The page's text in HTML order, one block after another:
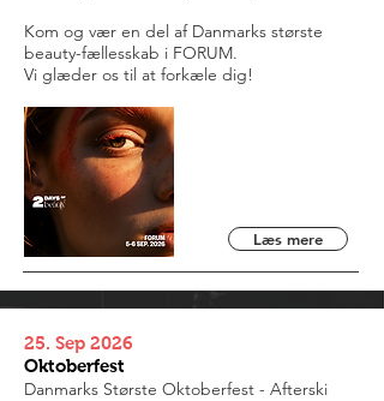
Kom og vær en del af Danmarks største
beauty-fællesskab i FORUM.
Vi glæder os til at forkæle dig!
Læs mere
25. Sep 2026
Oktoberfest
Danmarks Største Oktoberfest - Afterski